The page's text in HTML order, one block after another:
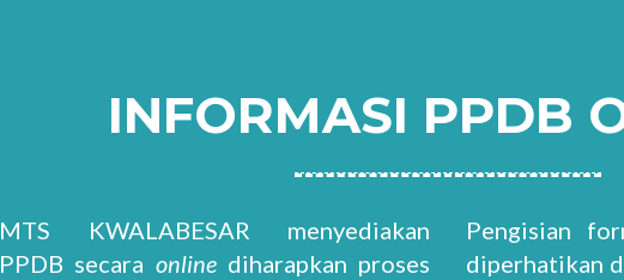
INFORMASI PPDB
MTS KWALABESAR menyediakan
PPDB secara onlinediharapkan proses
Pengisian
diperhatikan